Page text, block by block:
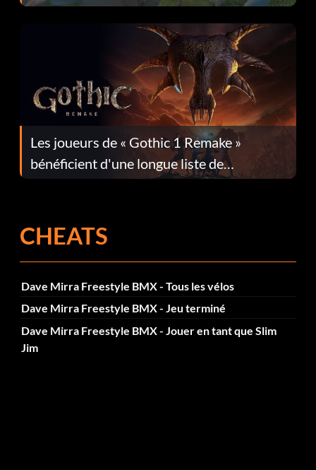
Les joueurs de « Gothic 1 Remake »
bénéficient d'une longue liste de
corrections dans la mise à jour 1.0.4
CHEATS
Dave Mirra Freestyle BMX - Tous les vélos
Dave Mirra Freestyle BMX - Jeu terminé
Dave Mirra Freestyle BMX - Jouer en tant que Slim
Jim